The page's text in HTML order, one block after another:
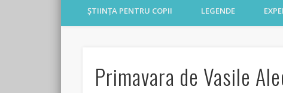
ȘTIINȚA PENTRU COPII LEGENDE
Primavara de Vasile